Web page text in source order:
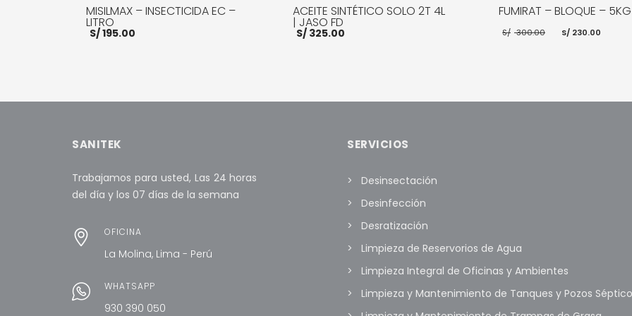
MISILMAX – INSECTICIDA EC –
LITRO
S/195.00
ACEITE SINTÉTICO SOLO 2T 4L
| JASO FD
S/325.00
FUMIRAT – BLOQUE – 5KG
S/ 300.00 El
precio
S/ 230.00
SANITEK
Trabajamos para usted, Las 24 horas
del día y los 07 días de la semana
OFICINA
La Molina, Lima - Perú
WHATSAPP
930 390 050
SERVICIOS
Desinsectación
Desinfección
Desratización
Limpieza de Reservorios de Agua
Limpieza Integral de Oficinas y Ambientes
Limpieza y Mantenimiento de Tanques y Pozos